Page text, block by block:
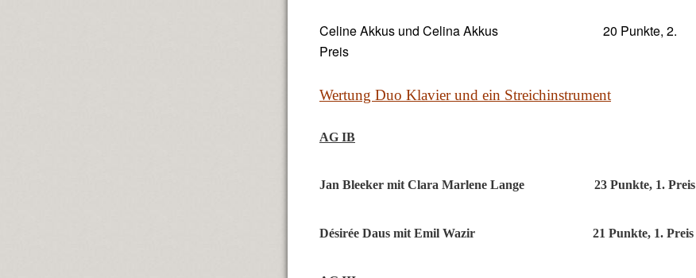
Celine Akkus und Celina Akkus 20 Punkte, 2.
Preis
Wertung Duo Klavier und ein Streichinstrument
AG IB
Jan Bleeker mit Clara Marlene Lange 23 Punkte, 1. Preis
Désirée Daus mit Emil Wazir 21 Punkte, 1. Preis